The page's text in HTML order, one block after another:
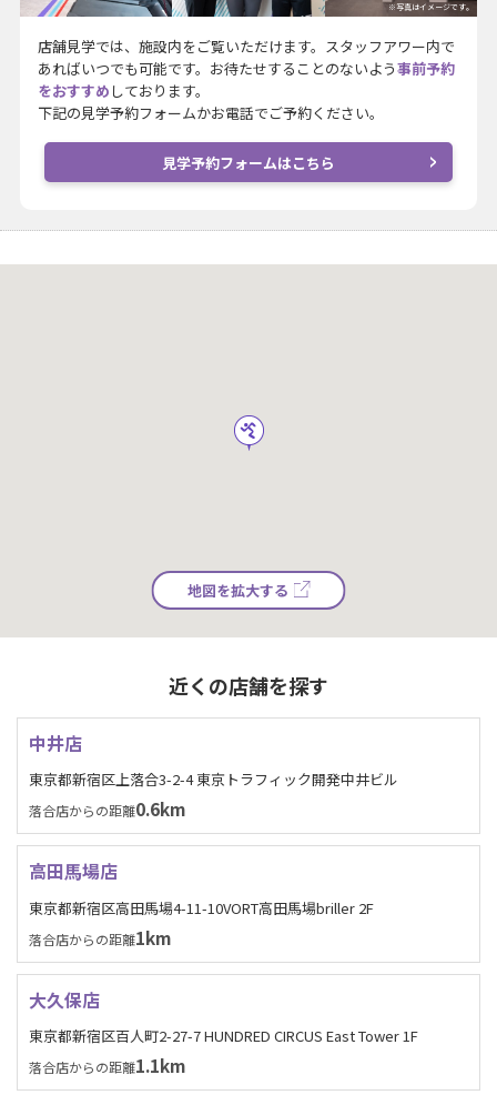
※写真はイメージです。
店舗見学では、施設内をご覧いただけます。スタッフアワー内で
あればいつでも可能です。お待たせすることのないよう事前予約
をおすすめ しております。
下記の見学予約フォームかお電話でご予約ください。
見学予約フォームはこちら
地図を拡大する
近くの店舗を探す
中井店
東京都新宿区上落合3-2-4 東京トラフィック開発中井ビル
落合店からの距離0.6km
高田馬場店
東京都新宿区高田馬場4-11-10VORT高田馬場briller 2F
落合店からの距離1km
大久保店
東京都新宿区百人町2-27-7 HUNDRED CIRCUS East Tower 1F
落合店からの距離1.1km